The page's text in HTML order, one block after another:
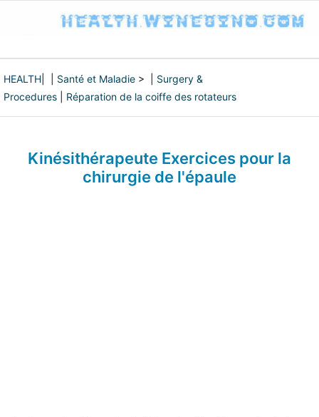
HEALTH Santé et Maladie > | Surgery &
Procedures
Réparation de la coiffe des rotateurs
Kinésithérapeute Exercices pour la
chirurgie de l'épaule